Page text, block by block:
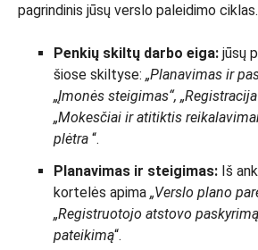
pagrindinis jūsų verslo paleidimo ciklas.
Penkių skiltų darbo eiga: jūsų
šiose skiltyse: „Planavimas ir
„Įmonės steigimas“,
„Mokesčiai ir atitiktis
plėtra “.
Planavimas ir steigimas: Iš
kortelės apima „Verslo plano
„Registruotojo atstovo
pateikimą“.